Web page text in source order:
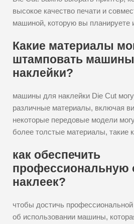
высокое качество печати и
машиной, которую вы планируете
Какие материалы
штамповать
наклейки?
машины для наклейки Die Cut
различные материалы, включая
некоторые передовые модели
более толстые материалы, такие
как обеспечить
профессиональную
наклеек?
чтобы достичь
об использовании машины,